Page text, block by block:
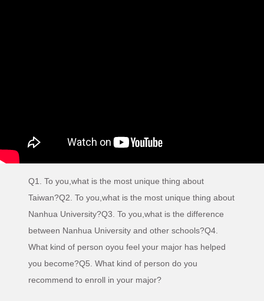
Q1. To you,what is the most unique thing about
Taiwan?Q2. To you,what is the most unique thing about
Nanhua University?Q3. To you,what is the difference
between Nanhua University and other schools?Q4.
What kind of person oyou feel your major has helped
you become?Q5. What kind of person do you
recommend to enroll in your major?